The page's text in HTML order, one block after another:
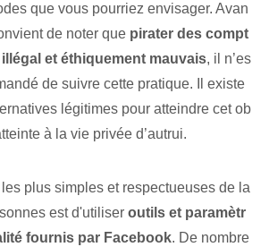
que vous pourriez envisager. Avan
de noter que pirater des compt
et éthiquement mauvais, il n’es
de suivre cette pratique. Il existe
légitimes pour atteindre cet ob
à la vie privée d’autrui.
plus simples et respectueuses de la
est d'utiliser outils et paramètr
fournis par Facebook. De nombre